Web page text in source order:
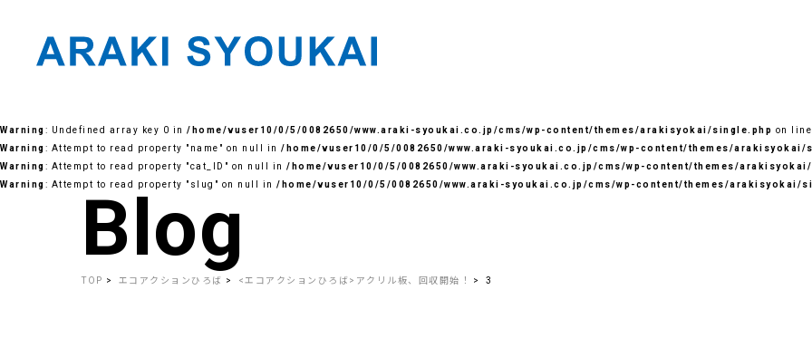
to
content
Warning: Undefined array key 0 in /home/vuser10/0/5/0082650/www.araki-syoukai.co.jp/cms/wp-content/themes/arakisyokai/single.php on line
Warning: Attempt to read property "name" on null in /home/vuser10/0/5/0082650/www.araki-syoukai.co.jp/cms/wp-content/themes/arakisyokai/
Warning: Attempt to read property "cat_ID" on null in /home/vuser10/0/5/0082650/www.araki-syoukai.co.jp/cms/wp-content/themes/
Warning: Attempt to read property "slug" on null in /home/vuser10/0/5/0082650/www.araki-syoukai.co.jp/cms/wp-content/themes/arakisyokai/
Blog
TOP エコアクションひろば <エコアクションひろば>アクリル板、回収開始！ 3